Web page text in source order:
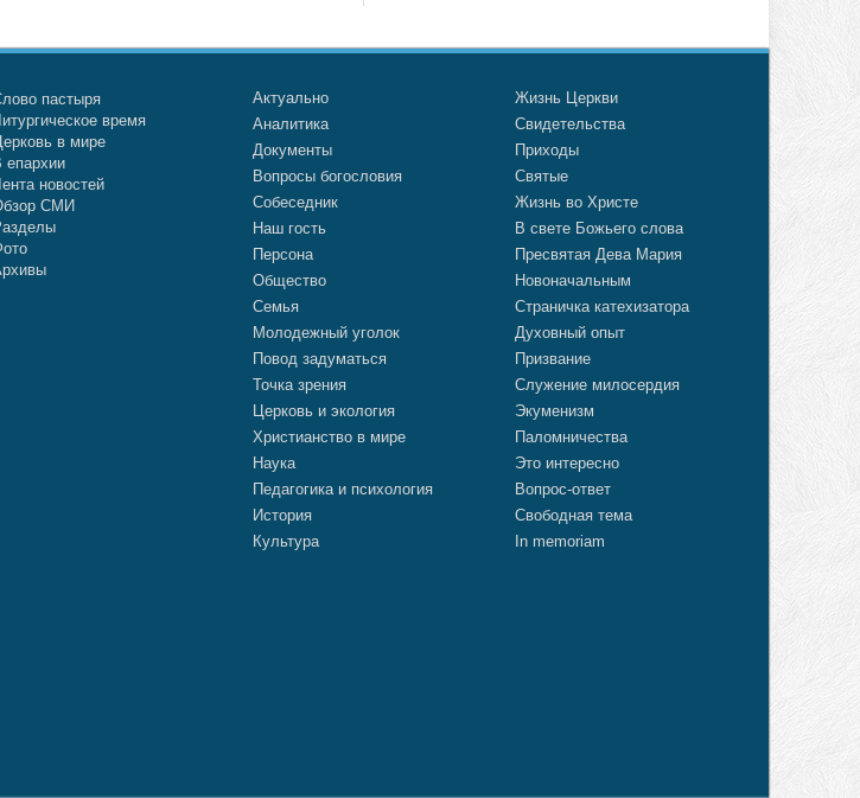
пастыря
время
в мире
епархии
новостей
СМИ
Актуально
Аналитика
Документы
Вопросы богословия
Собеседник
Наш гость
Персона
Общество
Семья
Молодежный уголок
Повод задуматься
Точка зрения
Церковь и экология
Христианство в мире
Наука
Педагогика и психология
История
Культура
Жизнь Церкви
Свидетельства
Приходы
Святые
Жизнь во Христе
В свете Божьего слова
Пресвятая Дева Мария
Новоначальным
Страничка катехизатора
Духовный опыт
Призвание
Служение милосердия
Экуменизм
Паломничества
Это интересно
Вопрос-ответ
Свободная тема
In memoriam